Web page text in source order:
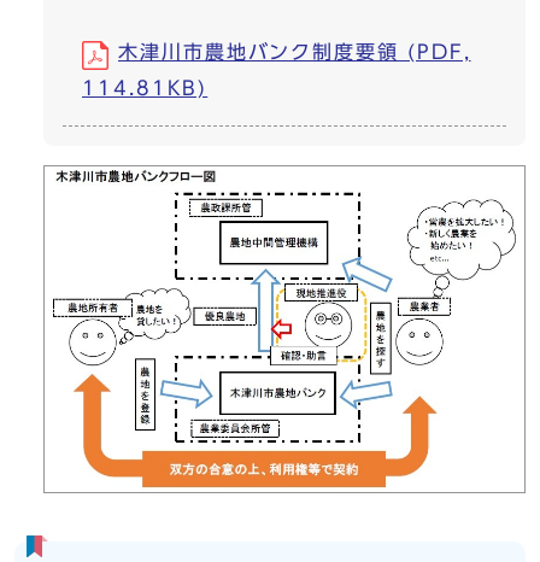
木津川市農地バンク制度要領 (PDF,
114.81KB)